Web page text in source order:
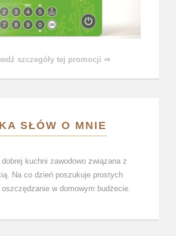
szczegóły tej promocji ⇒
SŁÓW O MNIE
dobrej kuchni zawodowo związana z
Na co dzień poszukuje prostych
w domowym budżecie.